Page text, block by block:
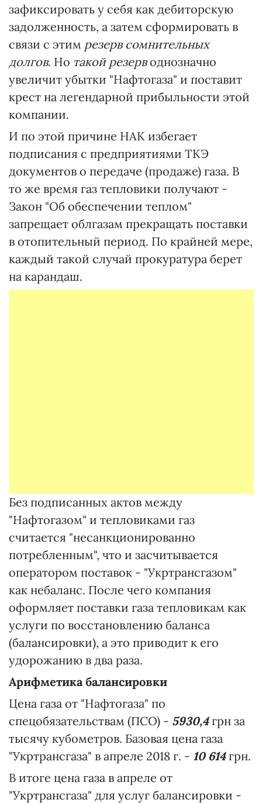
зафиксировать у себя как дебиторскую
задолженность, а затем сформировать в
связи с этим резерв сомнительных
долгов. Но такой резерводнозначно
увеличит убытки "Нафтогаза" и поставит
крест на легендарной прибыльности этой
компании.
И по этой причине НАК избегает
подписания с предприятиями ТКЭ
документов о передаче (продаже) газа. В
то же время газ тепловики получают -
Закон "Об обеспечении теплом"
запрещает облгазам прекращать поставки
в отопительный период. По крайней мере,
каждый такой случай прокуратура берет
на карандаш.
Без подписанных актов между
"Нафтогазом" и тепловиками газ
считается "несанкционированно
потребленным", что и засчитывается
оператором поставок - "Укртрансгазом"
как небаланс. После чего компания
оформляет поставки газа тепловикам как
услуги по восстановлению баланса
(балансировки), а это приводит к его
удорожанию в два раза.
Арифметика балансировки
Цена газа от "Нафтогаза" по
спецобязательствам (ПСО) - 5930,4 грн за
тысячу кубометров. Базовая цена газа
"Укртрансгаза" в апреле 2018 г. - 10 614грн.
В итоге цена газа в апреле от
"Укртрансгаза" для услуг балансировки -